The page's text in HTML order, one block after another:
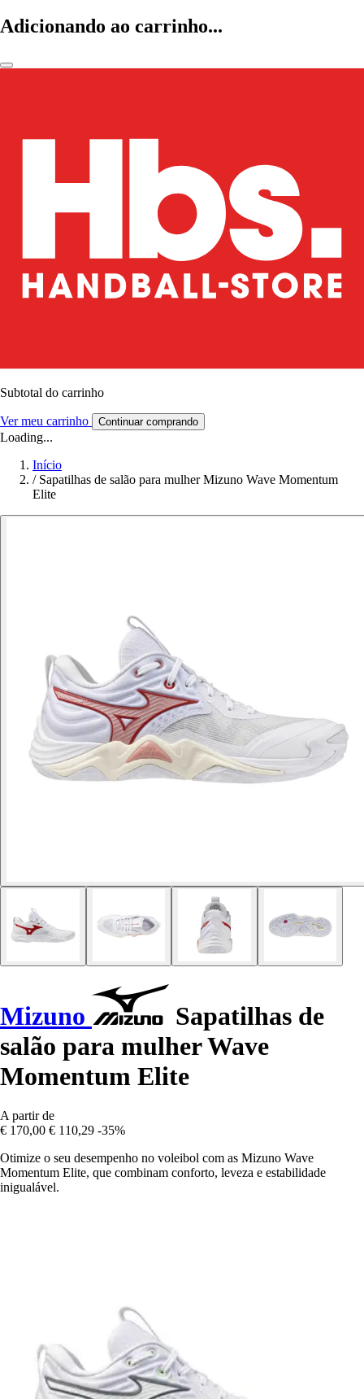
Adicionando ao carrinho...
Subtotal do carrinho
Ver meu carrinho Continuar comprando
Loading...
Início
/ Sapatilhas de salão para mulher Mizuno Wave Momentum
Elite
Mizuno
Sapatilhas de
salão para mulher Wave
Momentum Elite
A partir de
€ 170,00 € 110,29 -35%
Otimize o seu desempenho no voleibol com as Mizuno Wave
Momentum Elite, que combinam conforto, leveza e estabilidade
inigualável.